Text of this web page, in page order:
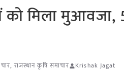
को मिला मुआवजा,
, राजस्थान कृषि समाचार Krishak Jagat